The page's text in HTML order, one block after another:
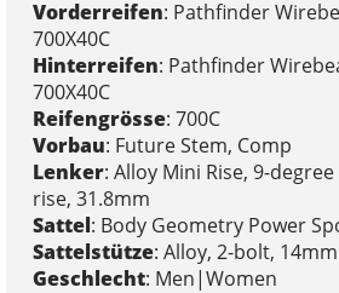
Vorderreifen: Pathfinder
700X40C
Hinterreifen: Pathfinder
700X40C
Reifengrösse: 700C
Vorbau: Future Stem, Comp
Lenker: Alloy Mini Rise, 9-
rise, 31.8mm
Sattel: Body Geometry Power
Sattelstütze: Alloy, 2-bolt,
Geschlecht: Men|Women